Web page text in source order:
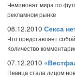
Чемпионат мира по
рекламном рынке
08.12.2010 Секса
Что представляет
Количество
07.12.2010
Певица стала лицом